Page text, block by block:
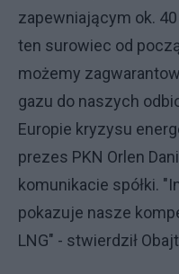
zapewniającym ok.
ten surowiec od
możemy
gazu do naszych
Europie kryzysu
prezes PKN Orlen
komunikacie spółki.
pokazuje nasze
LNG" - stwierdził